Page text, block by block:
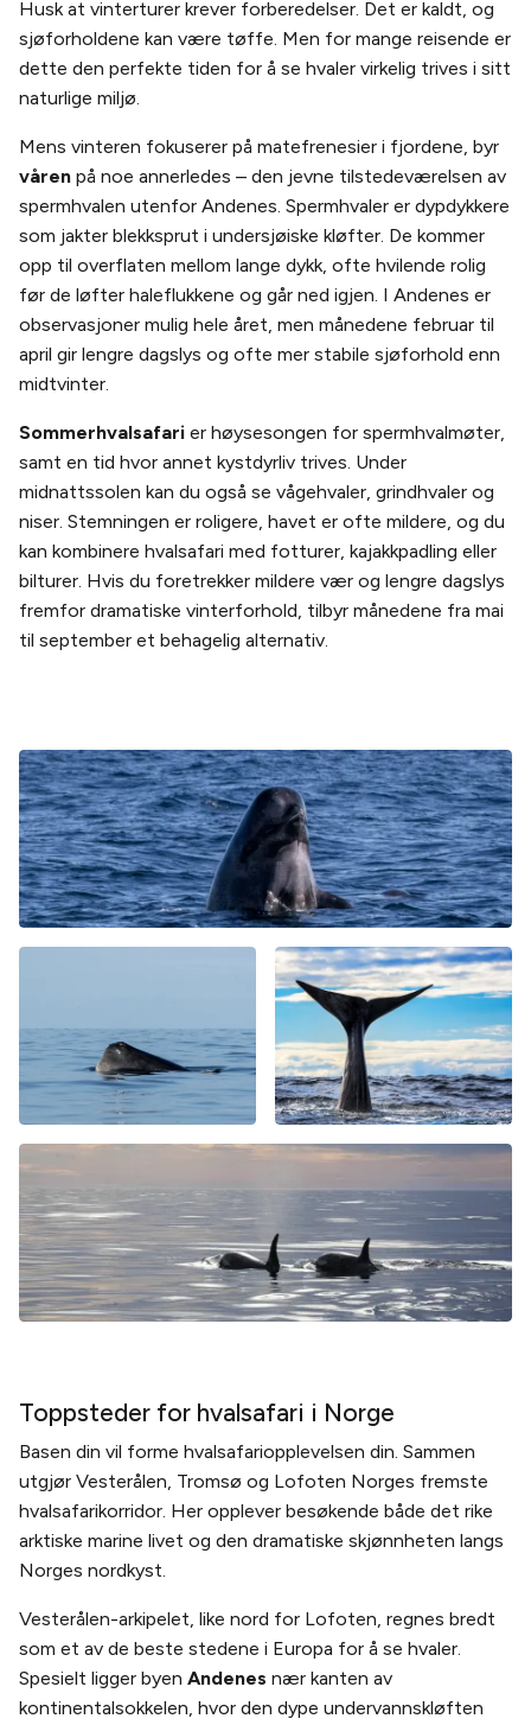
Husk at vinterturer krever forberedelser. Det er kaldt, og
sjøforholdene kan være tøffe. Men for mange reisende er
dette den perfekte tiden for å se hvaler virkelig trives i sitt
naturlige miljø.
Mens vinteren fokuserer på matefrenesier i fjordene, byr
våren på noe annerledes – den jevne tilstedeværelsen av
spermhvalen utenfor Andenes. Spermhvaler er dypdykkere
som jakter blekksprut i undersjøiske kløfter. De kommer
opp til overflaten mellom lange dykk, ofte hvilende rolig
før de løfter haleflukkene og går ned igjen. I Andenes er
observasjoner mulig hele året, men månedene februar til
april gir lengre dagslys og ofte mer stabile sjøforhold enn
midtvinter.
Sommerhvalsafari er høysesongen for spermhvalmøter,
samt en tid hvor annet kystdyrliv trives. Under
midnattssolen kan du også se vågehvaler, grindhvaler og
niser. Stemningen er roligere, havet er ofte mildere, og du
kan kombinere hvalsafari med fotturer, kajakkpadling eller
bilturer. Hvis du foretrekker mildere vær og lengre dagslys
fremfor dramatiske vinterforhold, tilbyr månedene fra mai
til september et behagelig alternativ.
Toppsteder for hvalsafari i Norge
Basen din vil forme hvalsafariopplevelsen din. Sammen
utgjør Vesterålen, Tromsø og Lofoten Norges fremste
hvalsafarikorridor. Her opplever besøkende både det rike
arktiske marine livet og den dramatiske skjønnheten langs
Norges nordkyst.
Vesterålen-arkipelet, like nord for Lofoten, regnes bredt
som et av de beste stedene i Europa for å se hvaler.
Spesielt ligger byen Andenes nær kanten av
kontinentalsokkelen, hvor den dype undervannskløften